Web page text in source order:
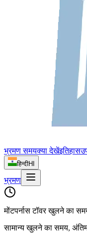
भ्रमण समयक्या देखेंइतिहास
हिन्दीHI
भ्रमण
मोंटपर्नास टॉवर खुलने का
सामान्य खुलने का समय,